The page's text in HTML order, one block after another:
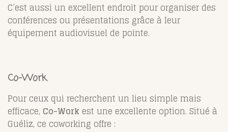
C’est aussi un excellent endroit pour organiser des
conférences ou présentations grâce à leur
équipement audiovisuel de pointe.
Co-Work
Pour ceux qui recherchent un lieu simple mais
efficace, Co-Work est une excellente option. Situé à
Guéliz, ce coworking offre :